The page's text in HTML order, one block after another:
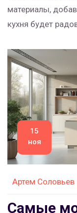
материалы,
кухня будет
15
ноя
Артем Соловьев
Самые